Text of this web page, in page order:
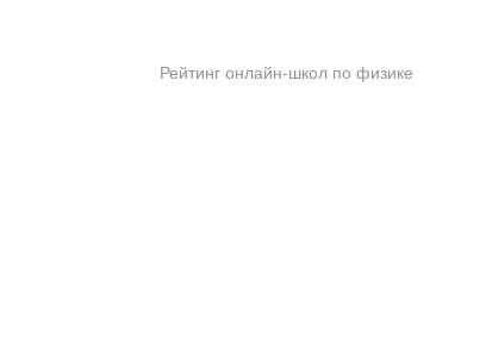
Рейтинг онлайн-школ по физике